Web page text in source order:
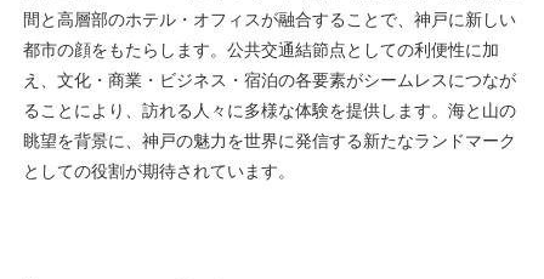
間と高層部のホテル・オフィスが融合することで、神戸に新しい
都市の顔をもたらします。公共交通結節点としての利便性に加
え、文化・商業・ビジネス・宿泊の各要素がシームレスにつなが
ることにより、訪れる人々に多様な体験を提供します。海と山の
眺望を背景に、神戸の魅力を世界に発信する新たなランドマーク
としての役割が期待されています。